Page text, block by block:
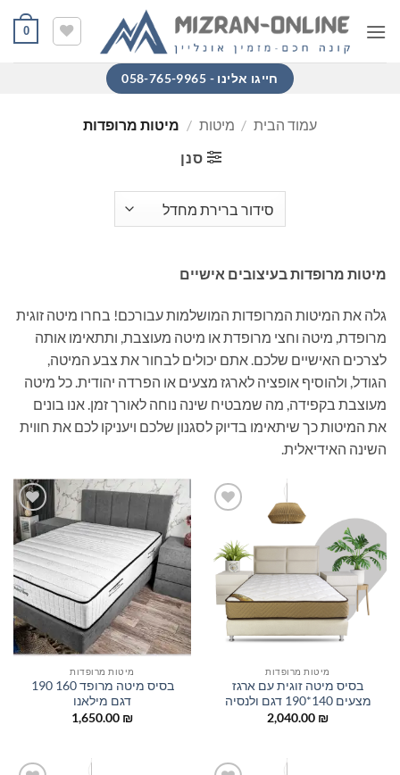
0
חייגו אלינו - 058-765-9965
עמוד הבית / מיטות / מיטות מרופדות
סנן
מיטות מרופדות בעיצובים אישיים
גלה את המיטות המרופדות המושלמות עבורכם! בחרו מיטה זוגית
מרופדת, מיטה וחצי מרופדת או מיטה מעוצבת, ותתאימו אותה
לצרכים האישיים שלכם. אתם יכולים לבחור את צבע המיטה,
הגודל, ולהוסיף אופציה לארגז מצעים או הפרדה יהודית. כל מיטה
מעוצבת בקפידה, מה שמבטיח שינה נוחה לאורך זמן. אנו בונים
את המיטות כך שיתאימו בדיוק לסגנון שלכם ויעניקו לכם את חווית
השינה האידיאלית.
שאהבתי
מיטות מרופדות
בסיס מיטה זוגית עם ארגז
מצעים 140*190 דגם ולנסיה
2,040.00 ₪
הוסף
למוצרים
שאהבתי
מיטות מרופדות
בסיס מיטה מרופד 160 190
דגם מילאנו
1,650.00 ₪